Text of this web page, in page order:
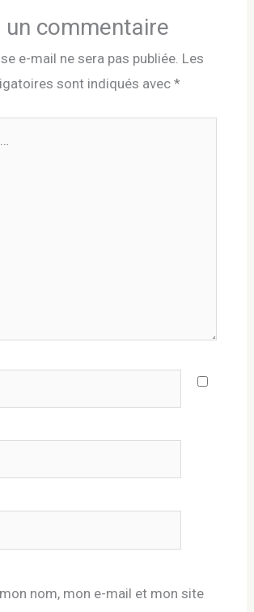
un commentaire
e-mail ne sera pas publiée. Les
sont indiqués avec *
nom, mon e-mail et mon site